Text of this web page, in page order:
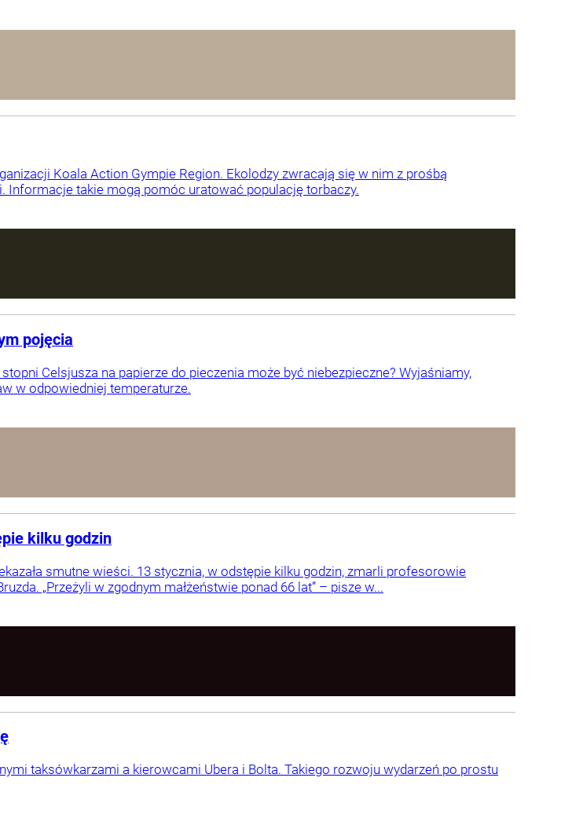
Koala Action Gympie Region. Ekolodzy zwracają się w nim z prośbą
Informacje takie mogą pomóc uratować populację torbaczy.
pojęcia
Celsjusza na papierze do pieczenia może być niebezpieczne? Wyjaśniamy,
w odpowiedniej temperaturze.
kilku godzin
smutne wieści. 13 stycznia, w odstępie kilku godzin, zmarli profesorowie
„Przeżyli w zgodnym małżeństwie ponad 66 lat” – pisze w...
taksówkarzami a kierowcami Ubera i Bolta. Takiego rozwoju wydarzeń po prostu